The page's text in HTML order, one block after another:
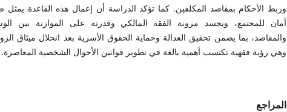
وربط الأحكام بمقاصد المكلفين. كما تؤكد الدراسة أن إعمال هذه القاعدة يمثل
أمان للمجتمع، ويجسد مرونة الفقه المالكي وقدرته على الموازنة بين
والمقاصد، بما يضمن تحقيق العدالة وحماية الحقوق الأسرية بعد انحلال ميثاق
وهي رؤية فقهية تكتسب أهمية بالغة في تطوير قوانين الأحوال الشخصية المعاصرة.
المراجع